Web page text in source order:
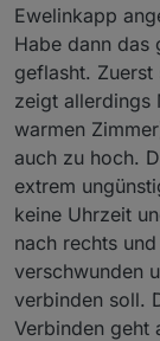
und
Ewelinkapp
Habe dann das
geflasht.
zeigt allerdings
warmen
auch zu hoch.
extrem
keine Uhrzeit
nach rechts
verschwunden
verbinden soll.
Verbinden geht